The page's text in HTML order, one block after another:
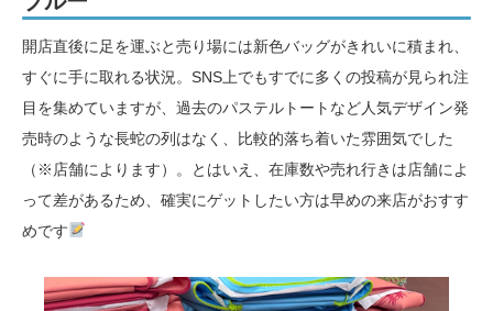
開店直後に足を運ぶと売り場には新色バッグがきれいに積まれ、
すぐに手に取れる状況。SNS上でもすでに多くの投稿が見られ注
目を集めていますが、過去のパステルトートなど人気デザイン発
売時のような長蛇の列はなく、比較的落ち着いた雰囲気でした
（※店舗によります）。とはいえ、在庫数や売れ行きは店舗によ
って差があるため、確実にゲットしたい方は早めの来店がおすす
めです